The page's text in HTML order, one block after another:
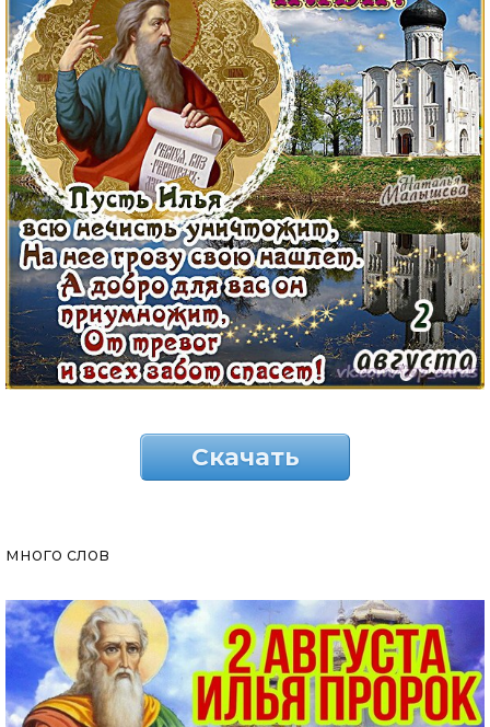
Скачать
много слов